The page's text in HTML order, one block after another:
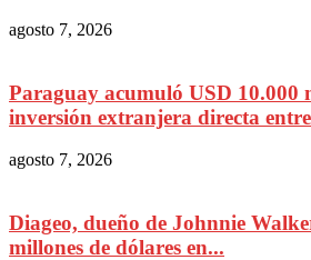
agosto 7, 2026
Paraguay acumuló USD 10.000
inversión extranjera directa
agosto 7, 2026
Diageo, dueño de Johnnie
millones de dólares en...